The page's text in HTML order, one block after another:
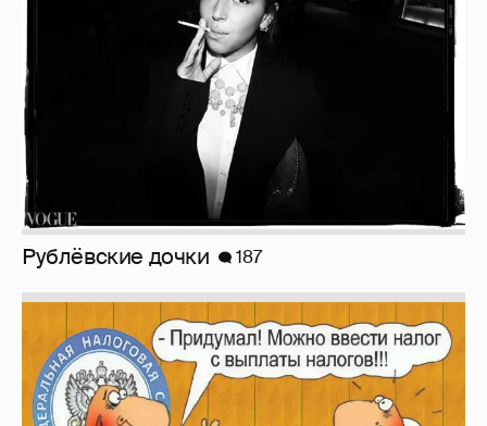
Зачем нам вообще платить налоги? (или:
как работают наши деньги, когда мы
заикаемся о защите прав)